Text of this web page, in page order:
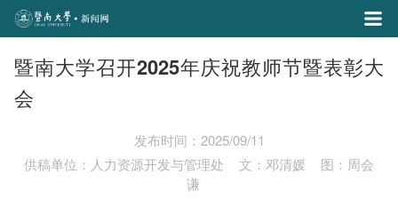
暨南大学召开2025年庆祝教师节暨表彰大
会
发布时间：2025/09/11
供稿单位：人力资源开发与管理处
文：邓清媛
图：周会
谦